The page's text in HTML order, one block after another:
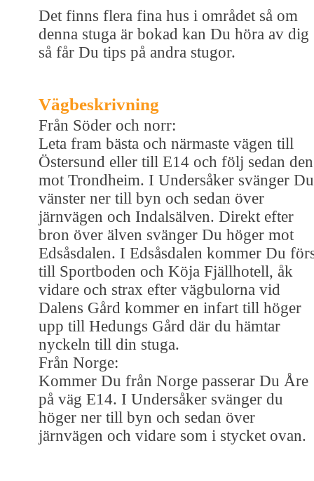
Det finns flera fina hus i området så om
denna stuga är bokad kan Du höra av dig
så får Du tips på andra stugor.
Vägbeskrivning
Från Söder och norr:
Leta fram bästa och närmaste vägen till
Östersund eller till E14 och följ sedan den
mot Trondheim. I Undersåker svänger Du
vänster ner till byn och sedan över
järnvägen och Indalsälven. Direkt efter
bron över älven svänger Du höger mot
Edsåsdalen. I Edsåsdalen kommer Du
till Sportboden och Köja Fjällhotell, åk
vidare och strax efter vägbulorna vid
Dalens Gård kommer en infart till höger
upp till Hedungs Gård där du hämtar
nyckeln till din stuga.
Från Norge:
Kommer Du från Norge passerar Du Åre
på väg E14. I Undersåker svänger du
höger ner till byn och sedan över
järnvägen och vidare som i stycket ovan.